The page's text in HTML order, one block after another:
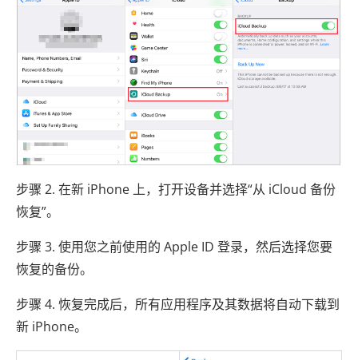
步骤 2. 在新 iPhone 上，打开设备并选择“从 iCloud 备份
恢复”。
步骤 3. 使用您之前使用的 Apple ID 登录，然后选择您要
恢复的备份。
步骤 4. 恢复完成后，所有应用程序及其数据将自动下载到
新 iPhone。